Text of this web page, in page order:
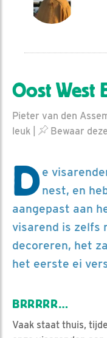
Oost West
Pieter van den
leuk
Bewaar
De
nest, en
aangepast aan
visarend is zelfs
decoreren, het
het eerste ei
BRRRRR…
Vaak staat thuis,